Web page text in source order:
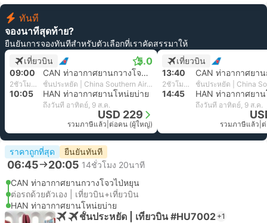
ทันที
จองนาทีสุดท้าย?
ยืนยันการจองทันทีสำหรับตัวเลือกที่เราคัดสรรมาให้
เที่ยวบิน
5.0
09:00 CAN ท่าอากาศยานกวางโจวไป่หยุน
2ชั่วโมง 5นาที ชั้นประหยัด | China Southern Airlines
10:05 HAN ท่าอากาศยานโหน่ยบ่าย
ถึงวันที่ อาทิตย์, 9 ส.ค.
USD 229
รวมภาษีแล้ว ต่อคน (ผู้ใหญ่)
เที่ยวบิน
13:40
2ชั่วโมง 5นาที
14:45 HAN ท่าอากาศยา
ถึงวันที่ อาทิตย์, 9 ส.ค.
รวมภาษีแล้ว
ราคาถูกที่สุด ยืนยันทันที
06:45 20:05 14ชั่วโมง 20นาที
CAN ท่าอากาศยานกวางโจวไป่หยุน
ต่อรถด้วยตัวเอง | เที่ยวบิน+เที่ยวบิน
HAN ท่าอากาศยานโหน่ยบ่าย
ชั้นประหยัด | เที่ยวบิน #HU7002 +1